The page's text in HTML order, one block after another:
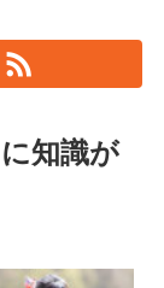
知識が